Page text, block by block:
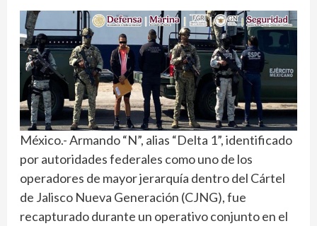
México.- Armando “N”, alias “Delta 1”, identificado
por autoridades federales como uno de los
operadores de mayor jerarquía dentro del Cártel
de Jalisco Nueva Generación (CJNG), fue
recapturado durante un operativo conjunto en el